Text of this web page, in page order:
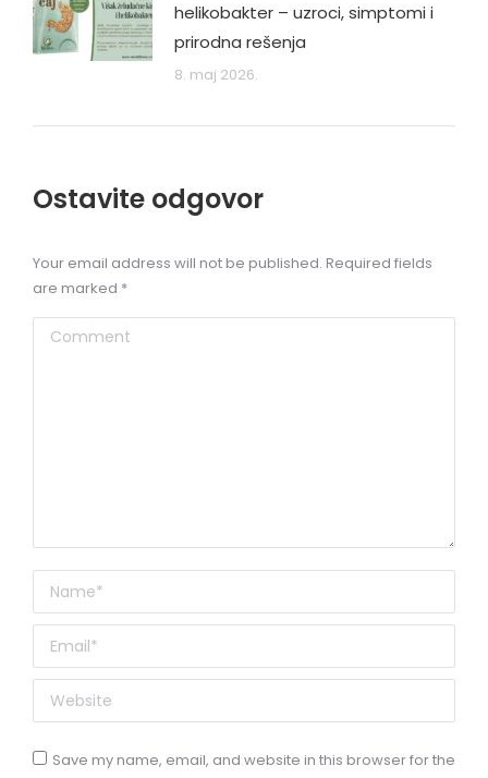
helikobakter – uzroci, simptomi i
prirodna rešenja
8. maj 2026.
Ostavite odgovor
Your email address will not be published. Required fields
are marked *
Comment
Name *
Email *
Website
Save my name, email, and website in this browser for the